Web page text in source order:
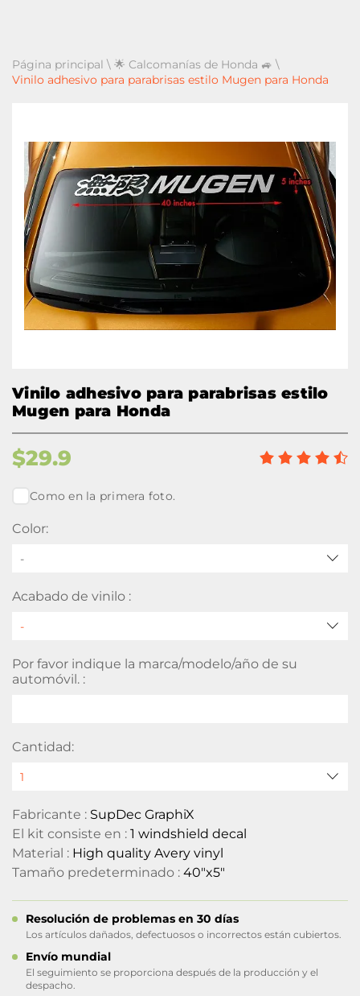
Página principal \ 🌟 Calcomanías de Honda 🚙 \
Vinilo adhesivo para parabrisas estilo Mugen para Honda
Vinilo adhesivo para parabrisas estilo
Mugen para Honda
$29.9
Como en la primera foto.
Color:
-
Acabado de vinilo :
Por favor indique la marca/modelo/año de su
automóvil. :
Cantidad:
Fabricante : SupDec GraphiX
El kit consiste en : 1 windshield decal
Material : High quality Avery vinyl
Tamaño predeterminado : 40"x5"
Resolución de problemas en 30 días
Los artículos dañados, defectuosos o incorrectos están cubiertos.
Envío mundial
El seguimiento se proporciona después de la producción y el
despacho.